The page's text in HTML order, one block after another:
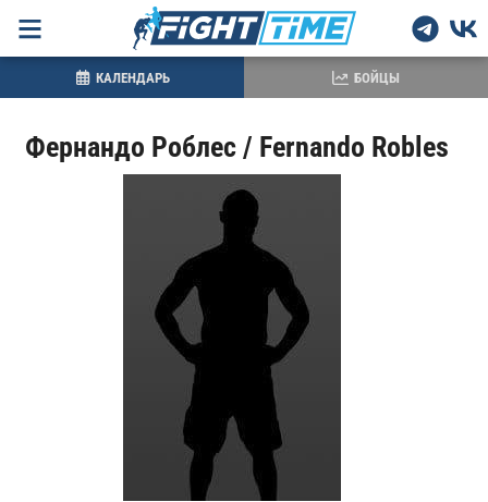
Фернандо Роблес / Fernando Robles
КАЛЕНДАРЬ БОЙЦЫ